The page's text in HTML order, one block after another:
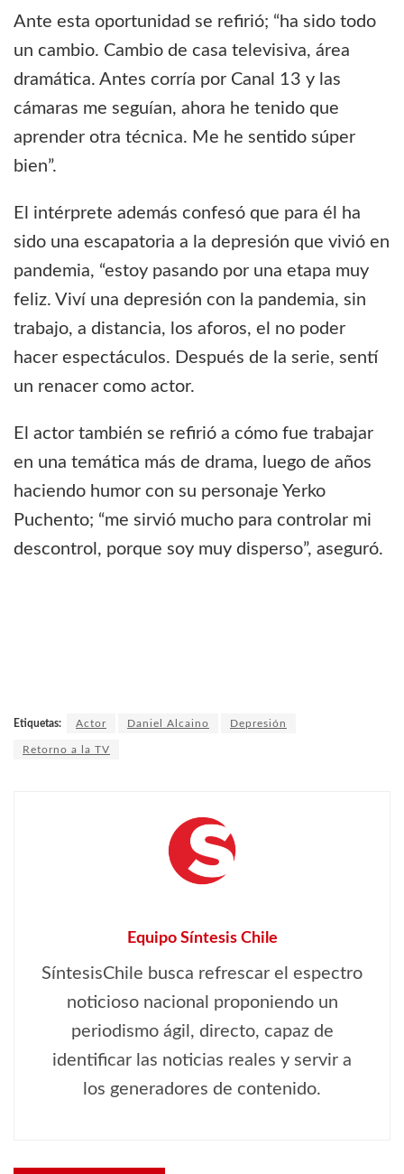
Ante esta oportunidad se refirió; “ha sido todo
un cambio. Cambio de casa televisiva, área
dramática. Antes corría por Canal 13 y las
cámaras me seguían, ahora he tenido que
aprender otra técnica. Me he sentido súper
bien”.
El intérprete además confesó que para él ha
sido una escapatoria a la depresión que vivió en
pandemia, “estoy pasando por una etapa muy
feliz. Viví una depresión con la pandemia, sin
trabajo, a distancia, los aforos, el no poder
hacer espectáculos. Después de la serie, sentí
un renacer como actor.
El actor también se refirió a cómo fue trabajar
en una temática más de drama, luego de años
haciendo humor con su personaje Yerko
Puchento; “me sirvió mucho para controlar mi
descontrol, porque soy muy disperso”, aseguró.
Etiquetas: Actor Daniel Alcaino Depresión
Retorno a la TV
Equipo Síntesis Chile
SíntesisChile busca refrescar el espectro
noticioso nacional proponiendo un
periodismo ágil, directo, capaz de
identificar las noticias reales y servir a
los generadores de contenido.